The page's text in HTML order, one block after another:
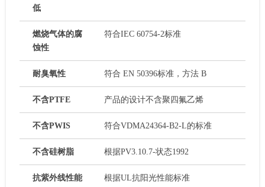
低
燃烧气体的腐
蚀性
符合IEC 60754-2标准
耐臭氧性 符合 EN 50396标准，方法 B
不含PTFE 产品的设计不含聚四氟乙烯
不含PWIS 符合VDMA24364-B2-L的标准
不含硅树脂 根据PV3.10.7-状态1992
抗紫外线性能 根据UL抗阳光性能标准